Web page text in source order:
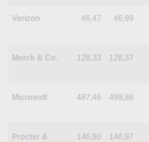
Verizon 46,47 46,99
Merck & Co. 128,33 128,37
Microsoft 487,46 499,86
Procter &
146,80 146,97